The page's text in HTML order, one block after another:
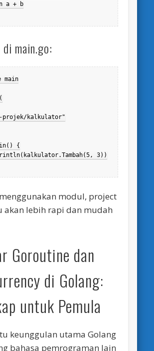
a + b
main.go:
main
projek/kalkulator"
{
3))
modul, project
akan lebih rapi dan mudah
Goroutine dan
di Golang:
untuk Pemula
keunggulan utama Golang
bahasa pemrograman lain